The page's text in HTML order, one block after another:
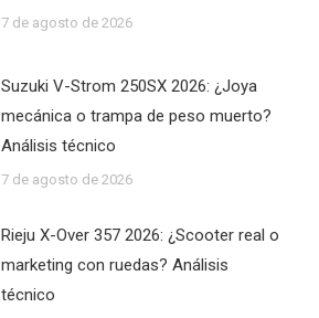
7 de agosto de 2026
Suzuki V-Strom 250SX 2026: ¿Joya
mecánica o trampa de peso muerto?
Análisis técnico
7 de agosto de 2026
Rieju X-Over 357 2026: ¿Scooter real o
marketing con ruedas? Análisis
técnico